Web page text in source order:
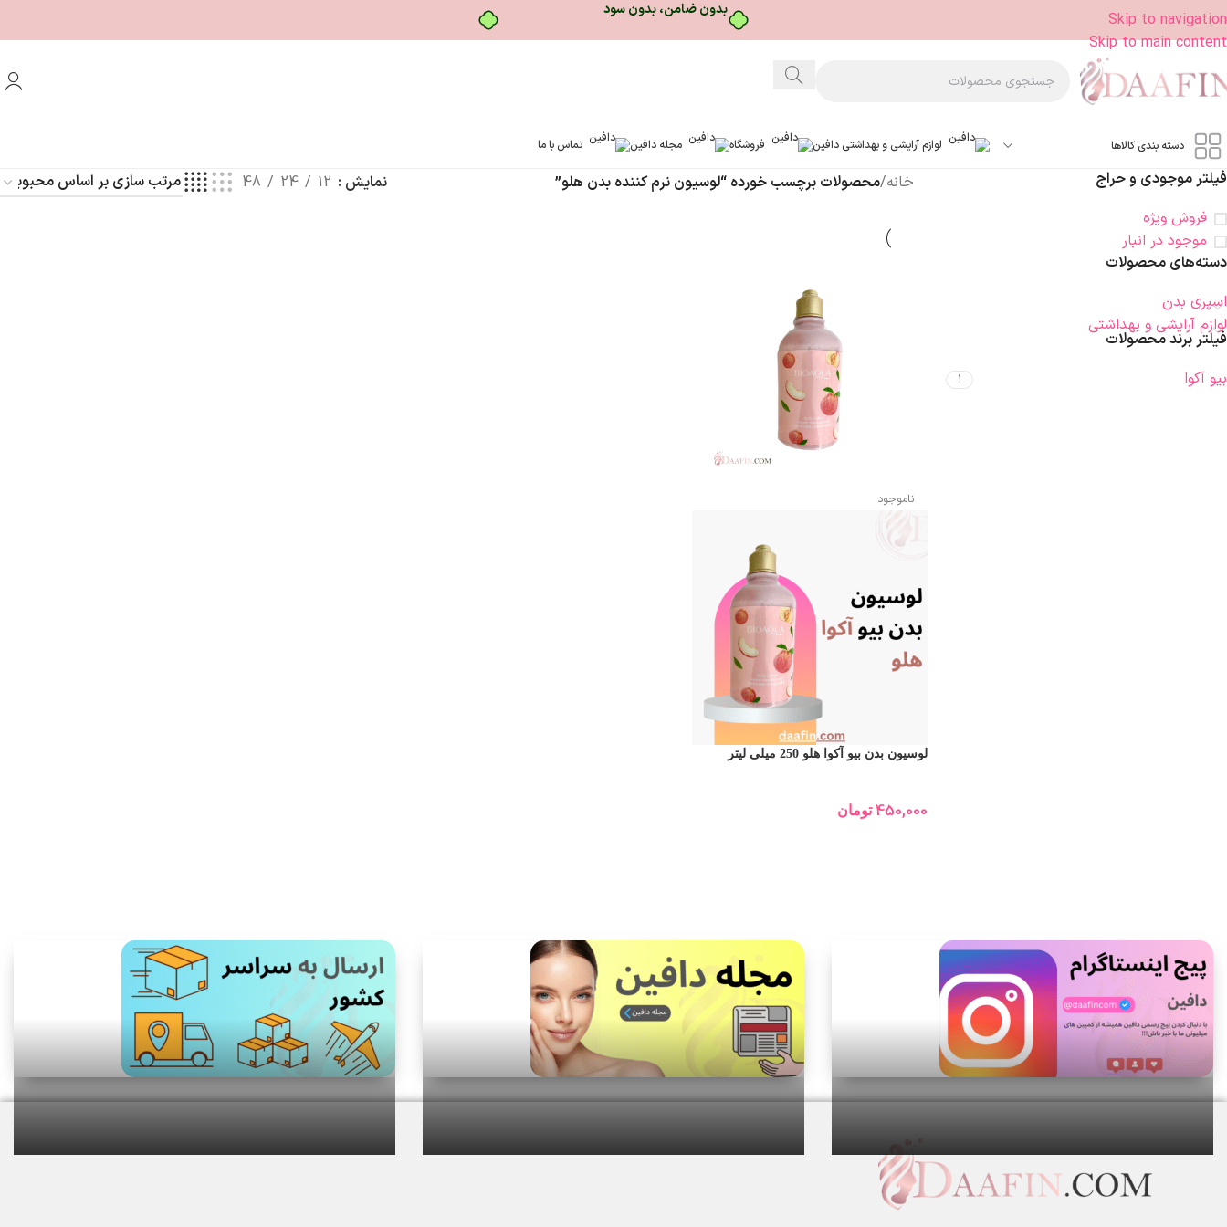
Skip to navigation
Skip to main content
دسته بندی کالاها لوازم آرایشی و بهداشتی دافین فروشگاه مجله دافین تماس با ما
فیلتر موجودی و حراج
فروش ویژه
موجود در انبار
دسته‌های محصولات
اسپری بدن
لوازم آرایشی و بهداشتی
فیلتر برند محصولات
بیو آکوا
1
خانه/محصولات برچسب خورده “لوسیون نرم کننده بدن هلو” نمایش 12
24
48
ناموجود
لوسیون بدن بیو آکوا هلو 250 میلی لیتر
450,000 تومان